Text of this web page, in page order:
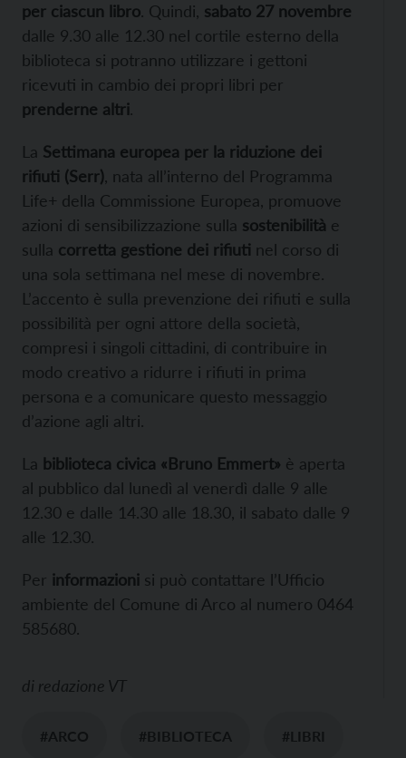
per ciascun libro. Quindi, sabato 27 novembre
dalle 9.30 alle 12.30 nel cortile esterno della
biblioteca si potranno utilizzare i gettoni
ricevuti in cambio dei propri libri per
prenderne altri.
La Settimana europea per la riduzione dei
rifiuti (Serr), nata all’interno del Programma
Life+ della Commissione Europea, promuove
azioni di sensibilizzazione sulla sostenibilità e
sulla corretta gestione dei rifiuti nel corso di
una sola settimana nel mese di novembre.
L’accento è sulla prevenzione dei rifiuti e sulla
possibilità per ogni attore della società,
compresi i singoli cittadini, di contribuire in
modo creativo a ridurre i rifiuti in prima
persona e a comunicare questo messaggio
d’azione agli altri.
La biblioteca civica «Bruno Emmert» è aperta
al pubblico dal lunedì al venerdì dalle 9 alle
12.30 e dalle 14.30 alle 18.30, il sabato dalle 9
alle 12.30.
Per informazioni si può contattare l’Ufficio
ambiente del Comune di Arco al numero 0464
585680.
di redazione VT
#ARCO #BIBLIOTECA #LIBRI